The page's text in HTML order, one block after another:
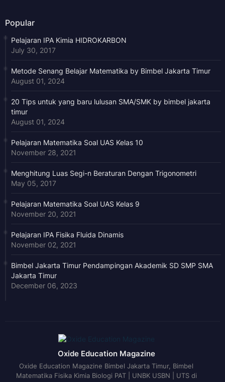
Popular
Pelajaran IPA Kimia HIDROKARBON
July 30, 2017
Metode Senang Belajar Matematika by Bimbel Jakarta Timur
August 01, 2024
20 Tips untuk yang baru lulusan SMA/SMK by bimbel jakarta
timur
August 01, 2024
Pelajaran Matematika Soal UAS Kelas 10
November 28, 2021
Menghitung Luas Segi-n Beraturan Dengan Trigonometri
May 05, 2017
Pelajaran Matematika Soal UAS Kelas 9
November 20, 2021
Pelajaran IPA Fisika Fluida Dinamis
November 02, 2021
Bimbel Jakarta Timur Pendampingan Akademik SD SMP SMA
Jakarta Timur
December 06, 2023
Oxide Education Magazine
Oxide Education Magazine Bimbel Jakarta Timur, Bimbel
Matematika Fisika Kimia Biologi PAT | UNBK USBN | UTS di